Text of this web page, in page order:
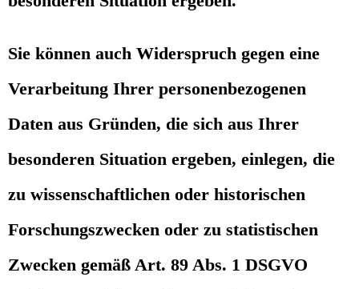
Sie können auch Widerspruch gegen eine
Verarbeitung Ihrer personenbezogenen
Daten aus Gründen, die sich aus Ihrer
besonderen Situation ergeben, einlegen, die
zu wissenschaftlichen oder historischen
Forschungszwecken oder zu statistischen
Zwecken gemäß Art. 89 Abs. 1 DSGVO